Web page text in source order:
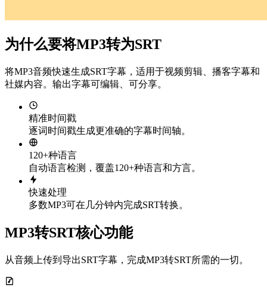
为什么要将MP3转为SRT
将MP3音频快速生成SRT字幕，适用于视频剪辑、播客字幕和
社媒内容。输出字幕可编辑、可分享。
精准时间戳
逐词时间戳生成更准确的字幕时间轴。
120+种语言
自动语言检测，覆盖120+种语言和方言。
快速处理
多数MP3可在几分钟内完成SRT转换。
MP3转SRT核心功能
从音频上传到导出SRT字幕，完成MP3转SRT所需的一切。